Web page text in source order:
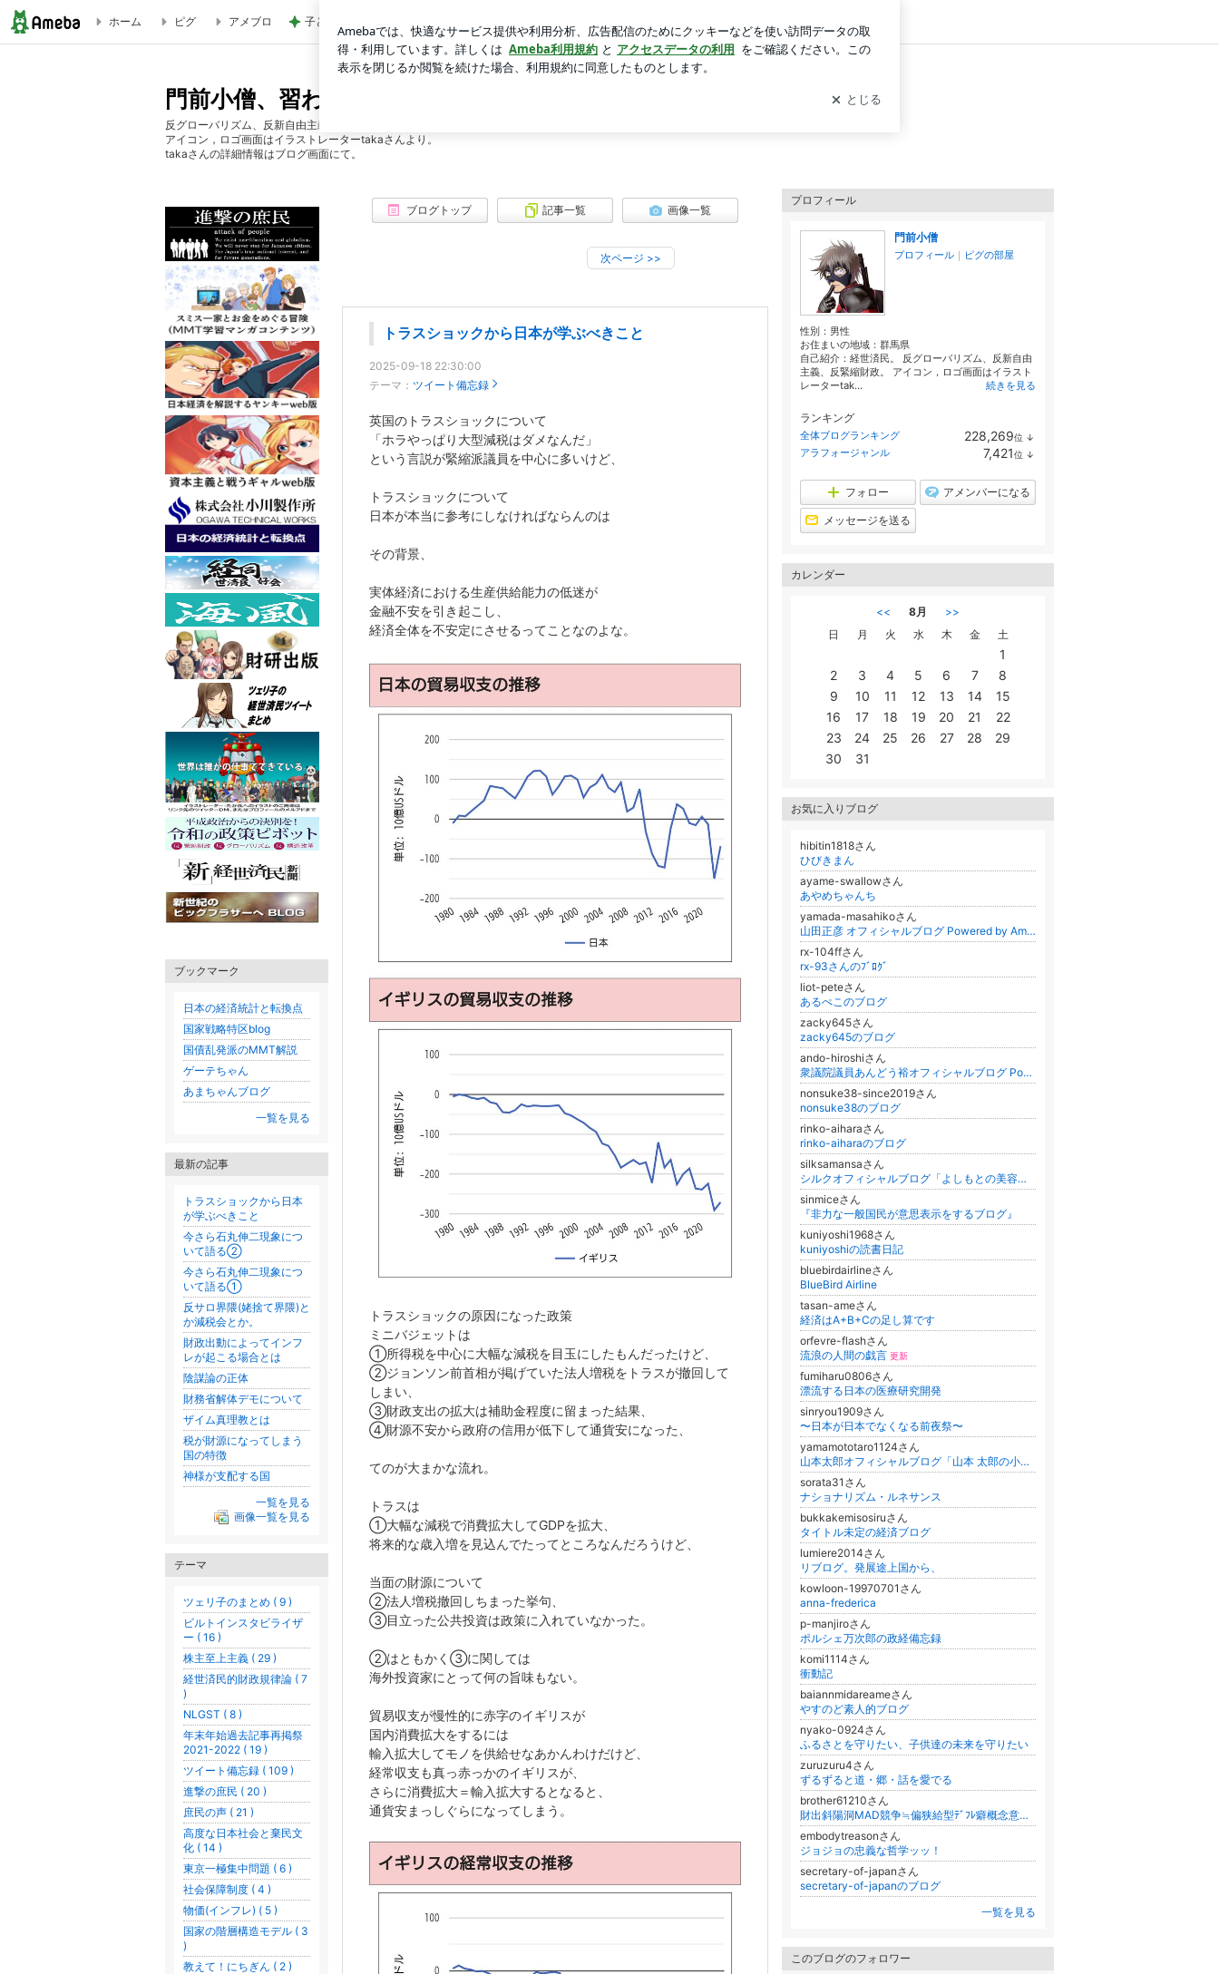
ホーム ピグ アメブロ 子どもが1人で留守番中の大地震 ログイン
門前小僧、習わぬ今日を読む
反グローバリズム、反新自由主義、反緊縮財政。
アイコン，ロゴ画面はイラストレーターtakaさんより。
takaさんの詳細情報はブログ画面にて。
ブログトップ 記事一覧 画像一覧
次ページ >>
トラスショックから日本が学ぶべきこと
2025-09-18 22:30:00
テーマ： ツイート備忘録
英国のトラスショックについて
「ホラやっぱり大型減税はダメなんだ」
という言説が緊縮派議員を中心に多いけど、
トラスショックについて
日本が本当に参考にしなければならんのは
その背景、
実体経済における生産供給能力の低迷が
金融不安を引き起こし、
経済全体を不安定にさせるってことなのよな。
トラスショックの原因になった政策
ミニバジェットは
①所得税を中心に大幅な減税を目玉にしたもんだったけど、
②ジョンソン前首相が掲げていた法人増税をトラスが撤回して
しまい、
③財政支出の拡大は補助金程度に留まった結果、
④財源不安から政府の信用が低下して通貨安になった、
てのが大まかな流れ。
トラスは
①大幅な減税で消費拡大してGDPを拡大、
将来的な歳入増を見込んでたってところなんだろうけど、
当面の財源について
②法人増税撤回しちまった挙句、
③目立った公共投資は政策に入れていなかった。
②はともかく③に関しては
海外投資家にとって何の旨味もない。
貿易収支が慢性的に赤字のイギリスが
国内消費拡大をするには
輸入拡大してモノを供給せなあかんわけだけど、
経常収支も真っ赤っかのイギリスが、
さらに消費拡大＝輸入拡大するとなると、
通貨安まっしぐらになってしまう。
プロフィール
門前小僧
プロフィール ｜ ピグの部屋
性別： 男性
お住まいの地域： 群馬県
自己紹介：経世済民。 反グローバリズム、反新自由
主義、反緊縮財政。 アイコン，ロゴ画面はイラスト
レーターtak...
続きを見る
ランキング
全体ブログランキング 228,269位 ↓
ン
アラフォージャンル 7,421位 ↓
フォロー アメンバーになる
メッセージを送る
カレンダー
<< 8月
>>
日
月 火 水 木 金 土
1
2
3 4 5 6 7
8
9
10 11 12 13 14
15
16
17 18 19 20 21
22
23
24 25 26 27 28
29
30
31
お気に入りブログ
hibitin1818さん
ひびきまん
ayame-swallowさん
あやめちゃんち
yamada-masahikoさん
山田正彦 オフィシャルブログ Powered by Ameba
rx-104ffさん
rx-93さんのﾌﾞﾛｸﾞ
liot-peteさん
あるぺこのブログ
zacky645さん
zacky645のブログ
ando-hiroshiさん
衆議院議員あんどう裕オフィシャルブログ Powered by Ameba
nonsuke38-since2019さん
nonsuke38のブログ
rinko-aiharaさん
rinko-aiharaのブログ
silksamansaさん
シルクオフィシャルブログ「よしもとの美容将軍シルクのべっぴん塾」
sinmiceさん
『非力な一般国民が意思表示をするブログ』
kuniyoshi1968さん
kuniyoshiの読書日記
bluebirdairlineさん
BlueBird Airline
tasan-ameさん
経済はA+B+Cの足し算です
orfevre-flashさん
流浪の人間の戯言 更新
fumiharu0806さん
漂流する日本の医療研究開発
sinryou1909さん
〜日本が日本でなくなる前夜祭〜
yamamototaro1124さん
山本太郎オフィシャルブログ「山本 太郎の小中高生に読んでもらいたいコト」Powered by Ameba
sorata31さん
ナショナリズム・ルネサンス
bukkakemisosiruさん
タイトル未定の経済ブログ
lumiere2014さん
リブログ。発展途上国から、
kowloon-19970701さん
anna-frederica
p-manjiroさん
ポルシェ万次郎の政経備忘録
komi1114さん
衝動記
baiannmidareameさん
やすのど素人的ブログ
nyako-0924さん
ふるさとを守りたい、子供達の未来を守りたい
zuruzuru4さん
ずるずると道・郷・話を愛でる
brother61210さん
財出斜陽洞MAD競争≒偏狭給型ﾃﾞﾌﾚ癖概念意識創態としての愚弄貼゛♪の輪唱に終止符を!! 金誘膨満膨爆萎縮∞No!足りんｽﾄ?ﾆ経世済民ｦ!
embodytreasonさん
ジョジョの忠義な哲学ッッ！
secretary-of-japanさん
secretary-of-japanのブログ
一覧を見る
このブログのフォロワー
ブックマーク
日本の経済統計と転換点
国家戦略特区blog
国債乱発派のMMT解説
ゲーテちゃん
あまちゃんブログ
一覧を見る
最新の記事
トラスショックから日本
が学ぶべきこと
今さら石丸伸二現象につ
いて語る②
今さら石丸伸二現象につ
いて語る①
反サロ界隈(姥捨て界隈)と
か減税会とか。
財政出動によってインフ
レが起こる場合とは
陰謀論の正体
財務省解体デモについて
ザイム真理教とは
税が財源になってしまう
国の特徴
神様が支配する国
一覧を見る
画像一覧を見る
テーマ
ツェリ子のまとめ ( 9 )
ビルトインスタビライザ
ー ( 16 )
株主至上主義 ( 29 )
経世済民的財政規律論 ( 7
)
NLGST ( 8 )
年末年始過去記事再掲祭
2021-2022 ( 19 )
ツイート備忘録 ( 109 )
進撃の庶民 ( 20 )
庶民の声 ( 21 )
高度な日本社会と棄民文
化 ( 14 )
東京一極集中問題 ( 6 )
社会保障制度 ( 4 )
物価(インフレ) ( 5 )
国家の階層構造モデル ( 3
)
教えて！にちぎん ( 2 )